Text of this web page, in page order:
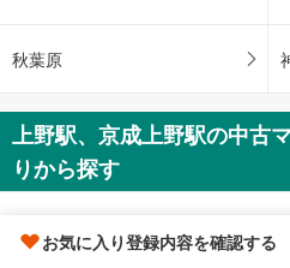
秋葉原
上野駅、京成上野駅の中古
りから探す
お気に入り登録内容を確認する